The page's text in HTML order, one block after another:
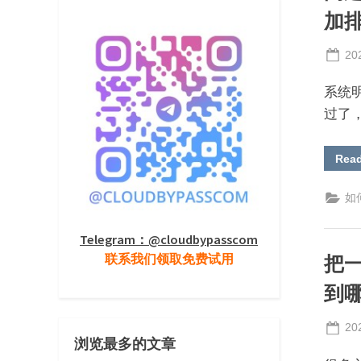
加
系统
过了
如
把
到
Telegram：@cloudbypasscom
联系我们领取免费试用
浏览最多的文章